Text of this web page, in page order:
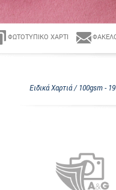
ΦΩΤΟΤΥΠΙΚΌ ΧΑΡΤΊ
Ειδικά Χαρτιά / 100gsm -